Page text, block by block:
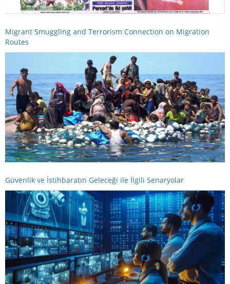
Migrant Smuggling and Terrorism Connection on Migration
Routes
Güvenlik ve İstihbaratın Geleceği ile İlgili Senaryolar